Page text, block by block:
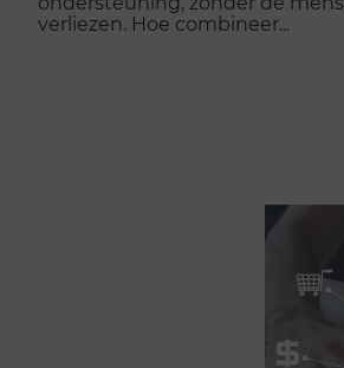
verliezen. Hoe combineer...